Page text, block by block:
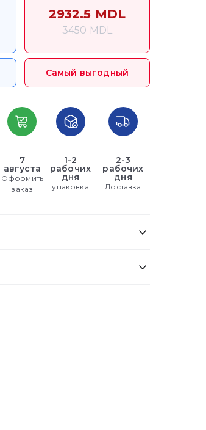
2932.5 MDL
3450 MDL
Самый выгодный
7
августа
Оформить
заказ
1-2
рабочих
дня
упаковка
2-3
рабочих
дня
Доставка